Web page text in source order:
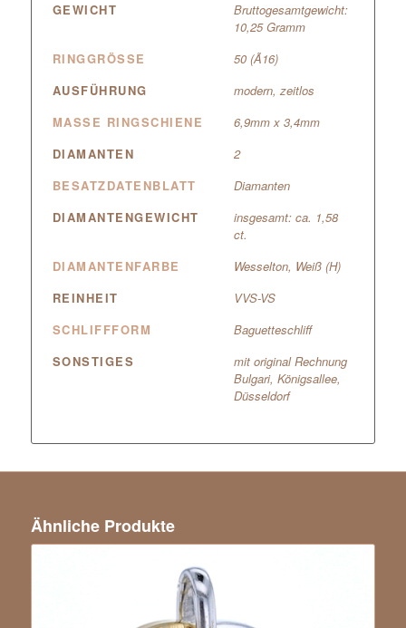
GEWICHT
Bruttogesamtgewicht:
10,25 Gramm
RINGGRÖSSE
50 (Ã16)
AUSFÜHRUNG
modern, zeitlos
MASSE RINGSCHIENE
6,9mm x 3,4mm
DIAMANTEN
2
BESATZDATENBLATT
Diamanten
DIAMANTENGEWICHT
insgesamt: ca. 1,58
ct.
DIAMANTENFARBE
Wesselton, Weiß (H)
REINHEIT
VVS-VS
SCHLIFFFORM
Baguetteschliff
SONSTIGES
mit original Rechnung
Bulgari, Königsallee,
Düsseldorf
Ähnliche Produkte